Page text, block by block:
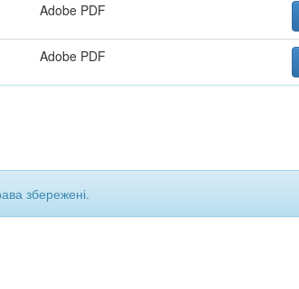
Adobe PDF
Adobe PDF
збережені.